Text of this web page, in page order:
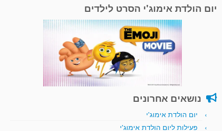
יום הולדת אימוג'י הסרט לילדים
נושאים אחרונים
יום הולדת אימוג'י
פעילות ליום הולדת אימוג'י